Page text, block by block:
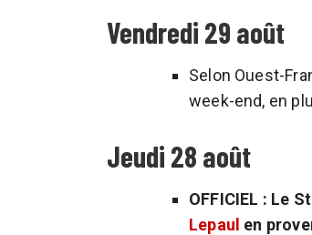
Vendredi 29 août
Selon Ouest-
week-end, en
Jeudi 28 août
OFFICIEL : Le
Lepaul en